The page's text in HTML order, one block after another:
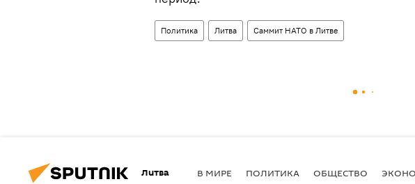
Политика Литва Саммит НАТО в Литве
Литва В МИРЕ ПОЛИТИКА ОБЩЕСТВО